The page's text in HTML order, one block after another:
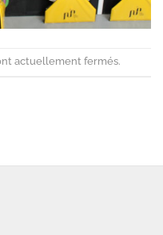
actuellement fermés.